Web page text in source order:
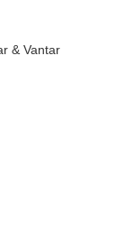
& Vantar